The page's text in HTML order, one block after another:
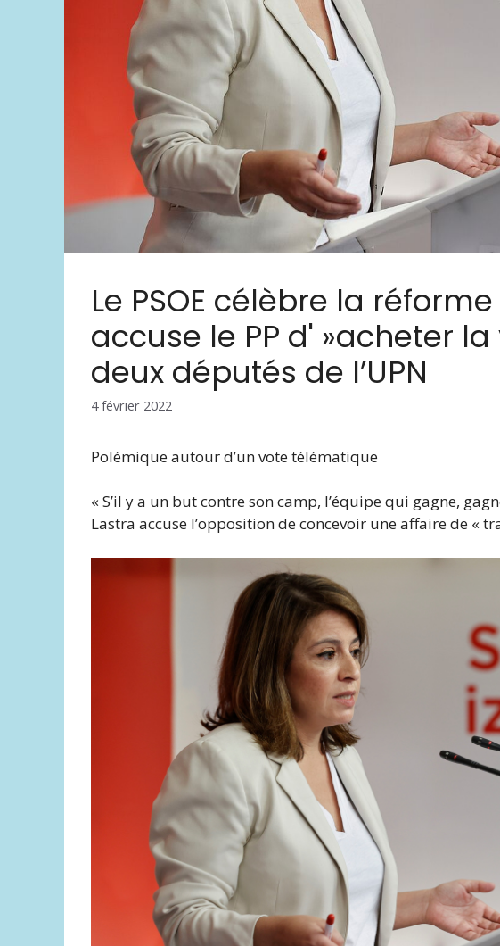
Le PSOE célèbre la
accuse le PP d' »acheter
deux députés de l’UPN
4 février 2022
Polémique autour d’un vote télématique
« S’il y a un but contre son camp, l’équipe qui gagne,
Lastra accuse l’opposition de concevoir une affaire de «